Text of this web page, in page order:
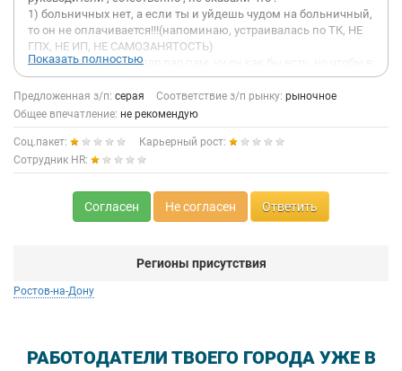
1) больничных нет, а если ты и уйдешь чудом на больничный,
то он не оплачивается!!!(напоминаю, устраивалась по ТК, НЕ
ГПХ, НЕ ИП, НЕ САМОЗАНЯТОСТЬ)
2) отпуска тоже нет, пар пар пам, ну он как бы есть, но чтобы в
него пойти, нужно слезно просить всех своих сменщиц и
находить себе замену самому!!!(аууууу, что это еще такое?). И
даже если ты уговоришь других коллег, то максимум ты
можешь рассчитывать на 8-9 дней
3) отпускные идут с МРОТа, даже не с расчета фиксы за
смены, фиг с ним с процентом, даже не от фиксы!!!, по факту,
отпускных у вас только на надувной круг для бассейна хватит
4) вся зп только нал в конверте)))) как мииило)
5) собственно сама зп: очень красиво написано в
объявлении, но увы, максималки вы не увидите - потока
будете получать пока вы в смене один лаборант, ибо если
будет два лаборанта и два аппарата, доплата , естественно,
будет делиться на 2))
Показать полностью
Предложенная з/п: серая Соответствие з/п рынку: рыночное
Общее впечатление: не рекомендую
Соц.пакет:
Карьерный рост:
Сотрудник HR:
Согласен Не согласен Ответить
Регионы присутствия
Ростов-на-Дону
РАБОТОДАТЕЛИ ТВОЕГО ГОРОДА УЖЕ В